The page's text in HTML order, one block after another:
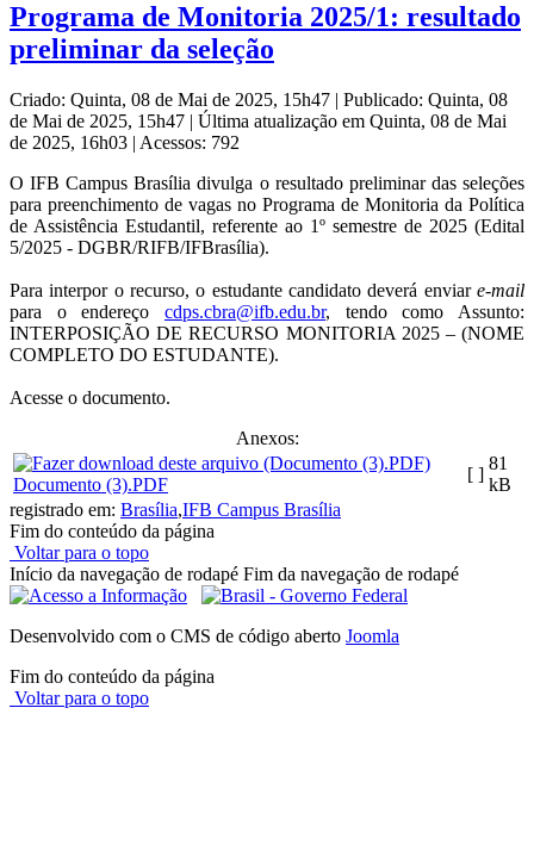
Programa de Monitoria 2025/1: resultado
preliminar da seleção
Criado: Quinta, 08 de Mai de 2025, 15h47 | Publicado: Quinta, 08
de Mai de 2025, 15h47 | Última atualização em Quinta, 08 de Mai
de 2025, 16h03 | Acessos: 792
O IFB Campus Brasília divulga o resultado preliminar das seleções
para preenchimento de vagas no Programa de Monitoria da Política
de Assistência Estudantil, referente ao 1º semestre de 2025 (Edital
5/2025 - DGBR/RIFB/IFBrasília).
Para interpor o recurso, o estudante candidato deverá enviar e-mail
para o endereço cdps.cbra@ifb.edu.br, tendo como Assunto:
INTERPOSIÇÃO DE RECURSO MONITORIA 2025 – (NOME
COMPLETO DO ESTUDANTE).
Acesse o documento.
Anexos:
Documento (3).PDF
[ ]
81
kB
registrado em: Brasília,IFB Campus Brasília
Fim do conteúdo da página
Voltar para o topo
Início da navegação de rodapé Fim da navegação de rodapé
Desenvolvido com o CMS de código aberto Joomla
Fim do conteúdo da página
Voltar para o topo